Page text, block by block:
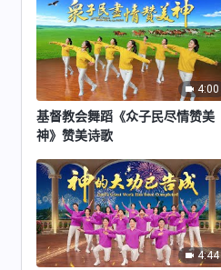
4:00
基督教会舞蹈《众子民尽情赞美
神》赞美诗歌
4:44